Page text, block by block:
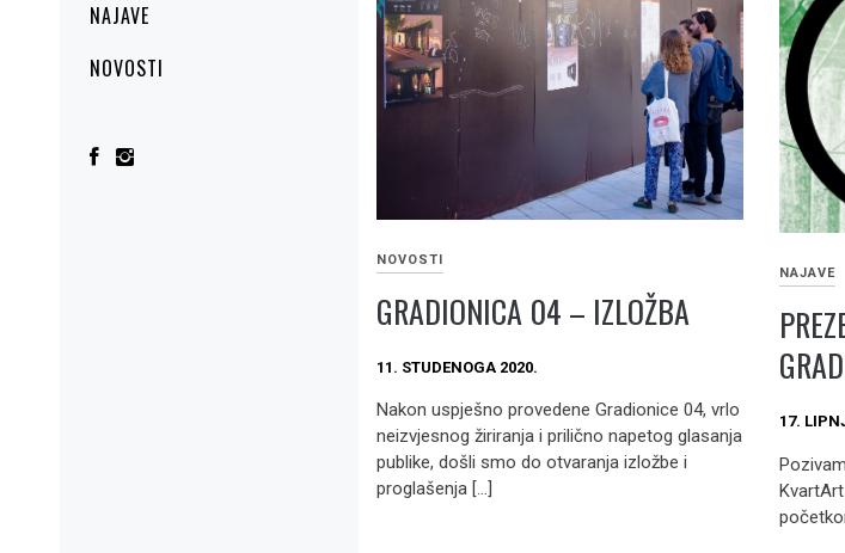
NAJAVE
NOVOSTI
NOVOSTI
GRADIONICA 04 – IZLOŽBA
11. STUDENOGA 2020.
Nakon uspješno provedene Gradionice 04, vrlo
neizvjesnog žiriranja i prilično napetog glasanja
publike, došli smo do otvaranja izložbe i
proglašenja […]
NAJAVE
17.